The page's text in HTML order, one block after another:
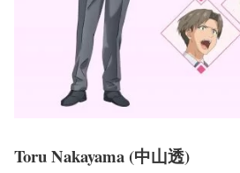
Toru Nakayama (中山透)